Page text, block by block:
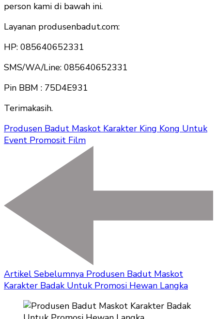
person kami di bawah ini.
Layanan produsenbadut.com:
HP: 085640652331
SMS/WA/Line: 085640652331
Pin BBM : 75D4E931
Terimakasih.
Produsen Badut Maskot Karakter King Kong Untuk
Event Promosit Film
Artikel Sebelumnya Produsen Badut Maskot
Karakter Badak Untuk Promosi Hewan Langka